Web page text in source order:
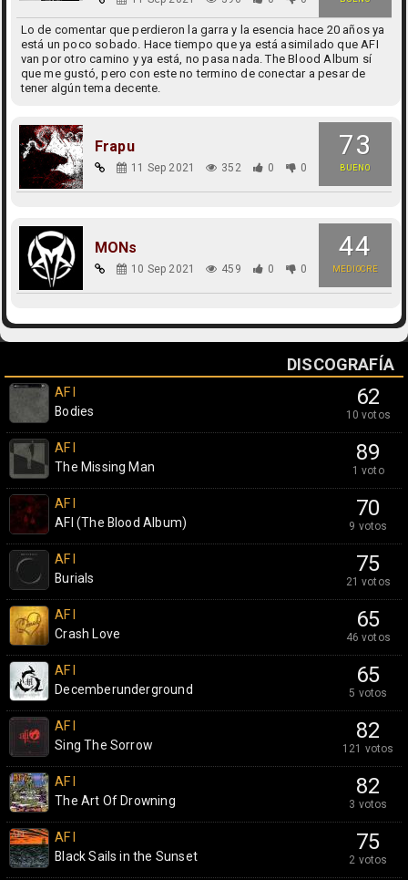
Lo de comentar que perdieron la garra y la esencia hace 20 años ya
está un poco sobado. Hace tiempo que ya está asimilado que AFI
van por otro camino y ya está, no pasa nada. The Blood Album sí
que me gustó, pero con este no termino de conectar a pesar de
tener algún tema decente.
73
BUENO
Frapu
11 Sep 2021 352 0 0
44
MEDIOCRE
MONs
10 Sep 2021 459 0 0
DISCOGRAFÍA
62
10 votos
AFI
Bodies
89
1 voto
AFI
The Missing Man
70
9 votos
AFI
AFI (The Blood Album)
75
21 votos
AFI
Burials
65
46 votos
AFI
Crash Love
65
5 votos
AFI
Decemberunderground
82
121 votos
AFI
Sing The Sorrow
82
3 votos
AFI
The Art Of Drowning
75
2 votos
AFI
Black Sails in the Sunset